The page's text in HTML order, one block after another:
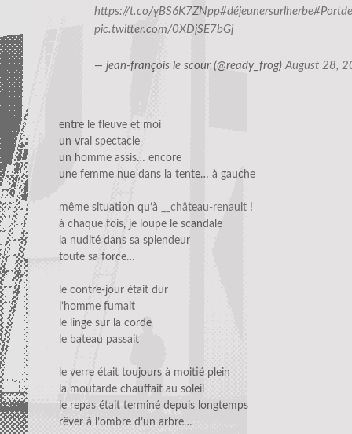
https://t.co/yBS6K7ZNpp#déjeunersurlherbe
pic.twitter.com/0XDjSE7bGj
— jean-françois le scour (@ready_frog)August 28,
entre le fleuve et moi
un vrai spectacle
un homme assis… encore
une femme nue dans la tente… à gauche
même situation qu’à __château-renault !
à chaque fois, je loupe le scandale
la nudité dans sa splendeur
toute sa force…
le contre-jour était dur
l’homme fumait
le linge sur la corde
le bateau passait
le verre était toujours à moitié plein
la moutarde chauffait au soleil
le repas était terminé depuis longtemps
rêver à l’ombre d’un arbre…